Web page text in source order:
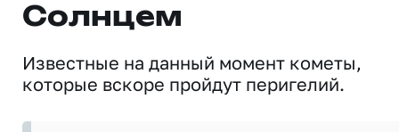
Солнцем
Известные на данный момент кометы,
которые вскоре пройдут перигелий.